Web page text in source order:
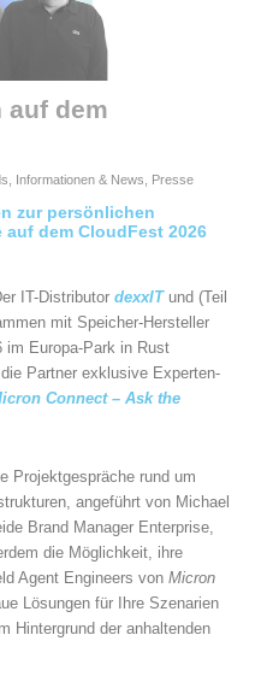
auf dem
Informationen & News Presse
zur persönlichen
dem CloudFest 2026
IT-Distributor dexxITund (Teil
mit Speicher-Hersteller
Europa-Park in Rust
Partner exklusive Experten-
Connect – Ask the
Projektgespräche rund um
angeführt von Michael
Brand Manager Enterprise,
die Möglichkeit, ihre
Agent Engineers von Micron
Lösungen für Ihre Szenarien
Hintergrund der anhaltenden